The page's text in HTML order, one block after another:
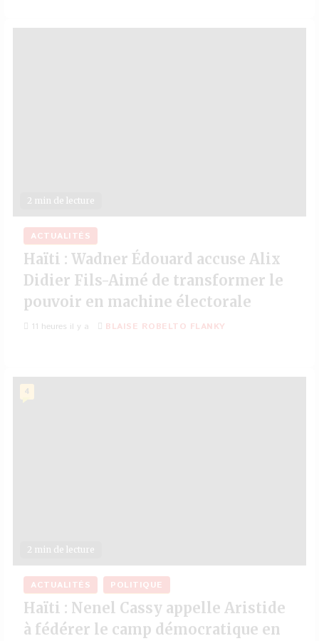
2 min de lecture
ACTUALITÉS
Haïti : Wadner Édouard accuse Alix
Didier Fils-Aimé de transformer le
pouvoir en machine électorale
11 heures il y a BLAISE ROBELTO FLANKY
2 min de lecture
4
ACTUALITÉS POLITIQUE
Haïti : Nenel Cassy appelle Aristide
à fédérer le camp démocratique en